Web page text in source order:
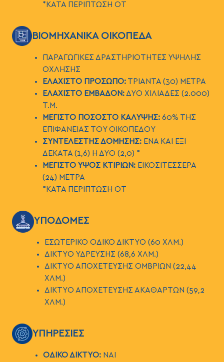
*ΚΑΤΑ ΠΕΡΙΠΤΩΣΗ ΟΤ
ΕΙΚΟΝΑΒΙΟΜΗΧΑΝΙΚΑ ΟΙΚΟΠΕΔΑ
ΠΑΡΑΓΩΓΙΚΕΣ ΔΡΑΣΤΗΡΙΟΤΗΤΕΣ ΥΨΗΛΗΣ
ΟΧΛΗΣΗΣ
ΕΛΑΧΙΣΤΟ ΠΡΟΣΩΠΟ:ΤΡΙΑΝΤΑ (30) ΜΕΤΡΑ
ΕΛΑΧΙΣΤΟ ΕΜΒΑΔΟΝ:ΔΥΟ ΧΙΛΙΑΔΕΣ (2.000)
Τ.Μ.
ΜΕΓΙΣΤΟ ΠΟΣΟΣΤΟ ΚΑΛΥΨΗΣ:60% ΤΗΣ
ΕΠΙΦΑΝΕΙΑΣ ΤΟΥ ΟΙΚΟΠΕΔΟΥ
ΣΥΝΤΕΛΕΣΤΗΣ ΔΟΜΗΣΗΣ:ΕΝΑ ΚΑΙ ΕΞΙ
ΔΕΚΑΤΑ (1,6) Η ΔΥΟ (2,0) *
ΜΕΓΙΣΤΟ ΥΨΟΣ ΚΤΙΡΙΩΝ:ΕΙΚΟΣΙΤΕΣΣΕΡΑ
(24) ΜΕΤΡΑ
*ΚΑΤΑ ΠΕΡΙΠΤΩΣΗ ΟΤ
ΕΙΚΟΝΑΥΠΟΔΟΜΕΣ
ΕΣΩΤΕΡΙΚΟ ΟΔΙΚΟ ΔΙΚΤΥΟ (60 ΧΛΜ.)
ΔΙΚΤΥΟ ΥΔΡΕΥΣΗΣ (68,6 ΧΛΜ.)
ΔΙΚΤΥΟ ΑΠΟΧΕΤΕΥΣΗΣ ΟΜΒΡΙΩΝ (22,44
ΧΛΜ.)
ΔΙΚΤΥΟ ΑΠΟΧΕΤΕΥΣΗΣ ΑΚΑΘΑΡΤΩΝ (59,2
ΧΛΜ.)
ΕΙΚΟΝΑΥΠΗΡΕΣΙΕΣ
ΟΔΙΚΟ ΔΙΚΤΥΟ: ΝΑΙ